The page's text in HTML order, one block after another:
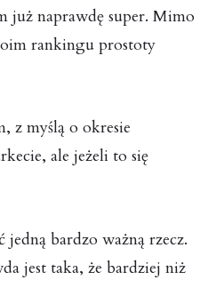
już naprawdę super. Mimo
rankingu prostoty
z myślą o okresie
ale jeżeli to się
bardzo ważną rzecz.
jest taka, że bardziej niż